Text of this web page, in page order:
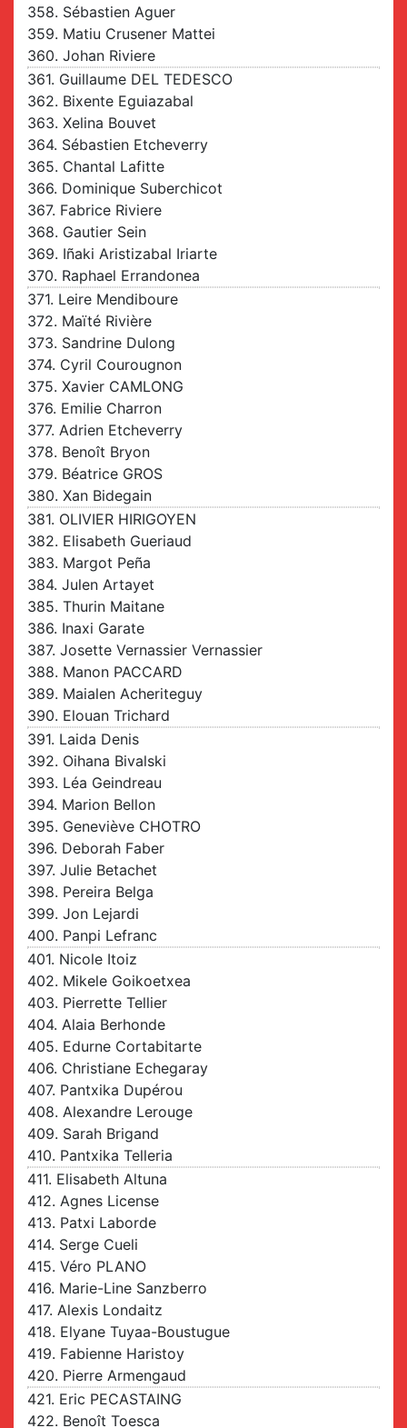
358. Sébastien Aguer
359. Matiu Crusener Mattei
360. Johan Riviere
361. Guillaume DEL TEDESCO
362. Bixente Eguiazabal
363. Xelina Bouvet
364. Sébastien Etcheverry
365. Chantal Lafitte
366. Dominique Suberchicot
367. Fabrice Riviere
368. Gautier Sein
369. Iñaki Aristizabal Iriarte
370. Raphael Errandonea
371. Leire Mendiboure
372. Maïté Rivière
373. Sandrine Dulong
374. Cyril Courougnon
375. Xavier CAMLONG
376. Emilie Charron
377. Adrien Etcheverry
378. Benoît Bryon
379. Béatrice GROS
380. Xan Bidegain
381. OLIVIER HIRIGOYEN
382. Elisabeth Gueriaud
383. Margot Peña
384. Julen Artayet
385. Thurin Maitane
386. Inaxi Garate
387. Josette Vernassier Vernassier
388. Manon PACCARD
389. Maialen Acheriteguy
390. Elouan Trichard
391. Laida Denis
392. Oihana Bivalski
393. Léa Geindreau
394. Marion Bellon
395. Geneviève CHOTRO
396. Deborah Faber
397. Julie Betachet
398. Pereira Belga
399. Jon Lejardi
400. Panpi Lefranc
401. Nicole Itoiz
402. Mikele Goikoetxea
403. Pierrette Tellier
404. Alaia Berhonde
405. Edurne Cortabitarte
406. Christiane Echegaray
407. Pantxika Dupérou
408. Alexandre Lerouge
409. Sarah Brigand
410. Pantxika Telleria
411. Elisabeth Altuna
412. Agnes License
413. Patxi Laborde
414. Serge Cueli
415. Véro PLANO
416. Marie-Line Sanzberro
417. Alexis Londaitz
418. Elyane Tuyaa-Boustugue
419. Fabienne Haristoy
420. Pierre Armengaud
421. Eric PECASTAING
422. Benoît Toesca